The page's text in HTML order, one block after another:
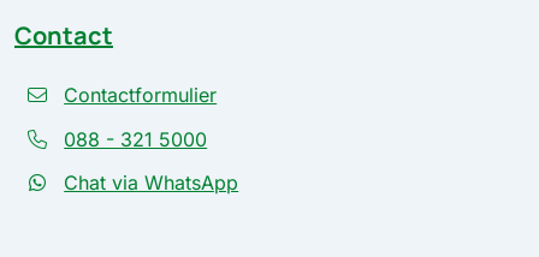
Contact
Contactformulier
088 - 321 5000
Chat via WhatsApp